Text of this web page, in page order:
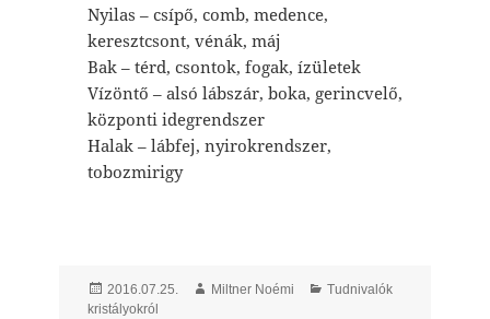
Nyilas – csípő, comb, medence,
keresztcsont, vénák, máj
Bak – térd, csontok, fogak, ízületek
Vízöntő – alsó lábszár, boka, gerincvelő,
központi idegrendszer
Halak – lábfej, nyirokrendszer,
tobozmirigy
Posted
on
2016.07.25. Author
Miltner Noémi Categories
Tudnivalók
kristályokról